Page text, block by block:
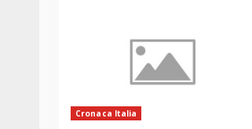
Cronaca Italia